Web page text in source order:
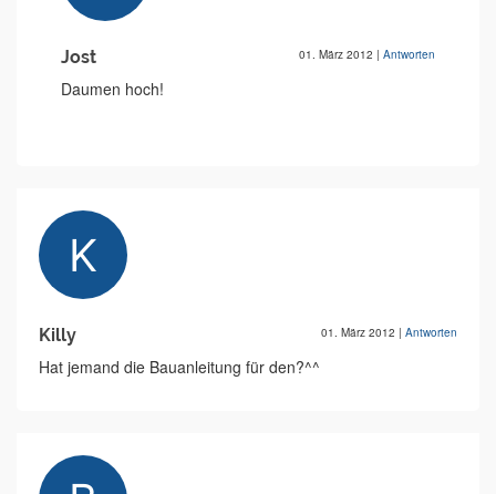
Jost 01. März 2012 | Antworten
Daumen hoch!
Killy 01. März 2012 | Antworten
Hat jemand die Bauanleitung für den?^^